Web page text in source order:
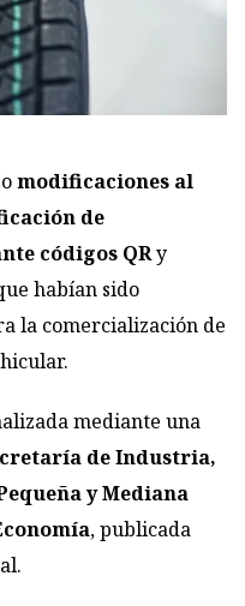
modificaciones al
de
códigos QRy
habían sido
la comercialización de
mediante una
de Industria,
y Mediana
, publicada